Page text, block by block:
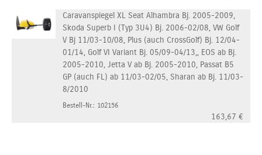
Caravanspiegel XL Seat Alhambra Bj. 2005-2009,
Skoda Superb I (Typ 3U4) Bj. 2006-02/08, VW Golf
V Bj 11/03-10/08, Plus (auch CrossGolf) Bj. 12/04-
01/14, Golf VI Variant Bj. 05/09-04/13,, EOS ab Bj.
2005-2010, Jetta V ab Bj. 2005-2010, Passat B5
GP (auch FL) ab 11/03-02/05, Sharan ab Bj. 11/03-
8/2010
Bestell-Nr.: 102156
163,67 €